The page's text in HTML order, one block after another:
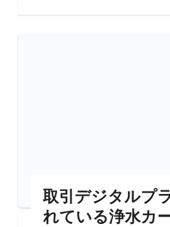
取引デジタルプ
れている浄水カ